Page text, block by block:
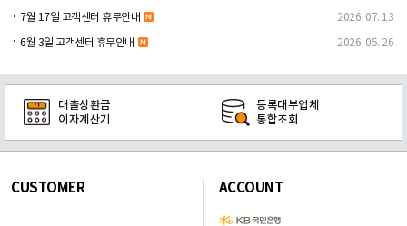
7월 17일 고객센터 휴무안내 2026. 07. 13
6월 3일 고객센터 휴무안내 2026. 05. 26
대출상환금
이자계산기
등록대부업체
통합조회
CUSTOMER ACCOUNT